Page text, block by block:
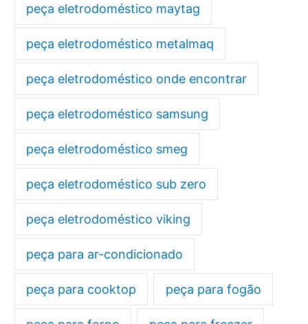
peça eletrodoméstico maytag
peça eletrodoméstico metalmaq
peça eletrodoméstico onde encontrar
peça eletrodoméstico samsung
peça eletrodoméstico smeg
peça eletrodoméstico sub zero
peça eletrodoméstico viking
peça para ar-condicionado
peça para cooktop peça para fogão